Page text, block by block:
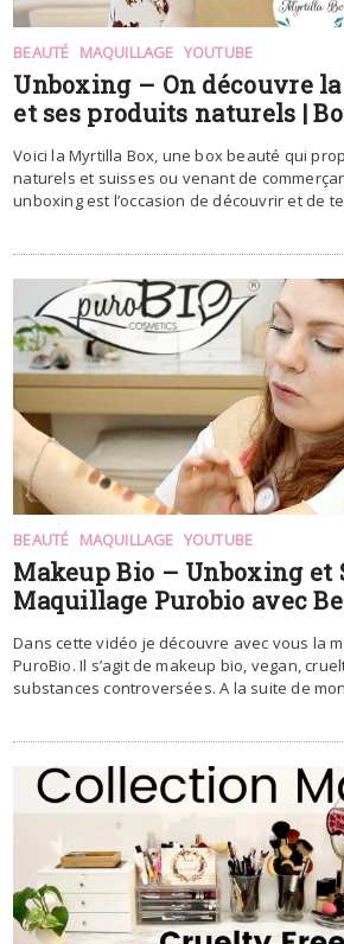
BEAUTÉ MAQUILLAGE YOUTUBE
Unboxing – On découvre
et ses produits naturels |
Voici la Myrtilla Box, une box beauté qui
naturels et suisses ou venant de
unboxing est l’occasion de découvrir et de
BEAUTÉ MAQUILLAGE YOUTUBE
Makeup Bio – Unboxing et
Maquillage Purobio avec
Dans cette vidéo je découvre avec vous la
PuroBio. Il s’agit de makeup bio, vegan,
substances controversées. A la suite de